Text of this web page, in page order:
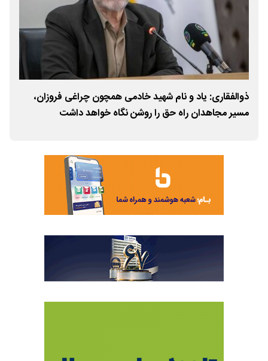
ذوالفقاری: یاد و نام شهید خادمی همچون چراغی فروزان،
مسیر مجاهدان راه حق را روشن نگاه خواهد داشت